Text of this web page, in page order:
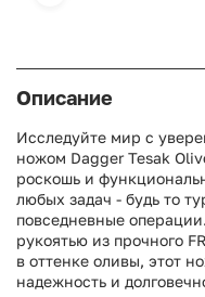
Описание
Исследуйте мир с
ножом Dagger Tesak
роскошь и
любых задач - будь то
повседневные
рукоятью из прочного
в оттенке оливы, этот
надежность и